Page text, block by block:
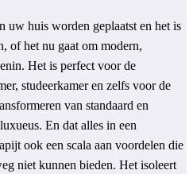
uw huis worden geplaatst en het is
of het nu gaat om modern,
Het is perfect voor de
studeerkamer en zelfs voor de
van standaard en
En dat alles in een
ook een scala aan voordelen die
niet kunnen bieden. Het isoleert